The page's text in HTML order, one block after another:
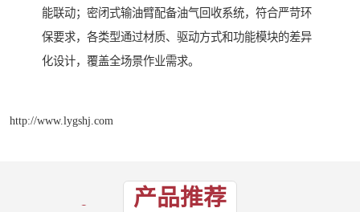
能联动；密闭式输油臂配备油气回收系统，符合严苛环
保要求，各类型通过材质、驱动方式和功能模块的差异
化设计，覆盖全场景作业需求。
http://www.lygshj.com
产品推荐